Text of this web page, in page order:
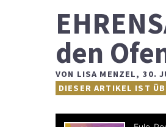
den
VON LISA MENZEL, 30.
DIESER ARTIKEL IST